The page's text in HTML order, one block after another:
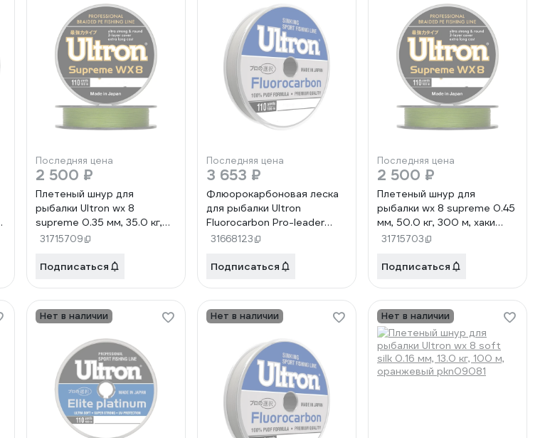
Последняя цена
2 500 ₽
Плетеный шнур для
рыбалки Ultron wx 8
supreme 0.35 мм, 35.0 кг,
300 м, хаки pkn08163
31715709
Подписаться
Последняя цена
3 653 ₽
Флюорокарбоновая леска
для рыбалки Ultron
Fluorocarbon Pro-leader
0.50 мм, 17.5 кг, 100 м,
31668123
Подписаться
Последняя цена
2 500 ₽
Плетеный шнур для
рыбалки wx 8 supreme 0.45
мм, 50.0 кг, 300 м, хаки
pkn09503
31715703
Подписаться
Нет в наличии Нет в наличии Нет в наличии